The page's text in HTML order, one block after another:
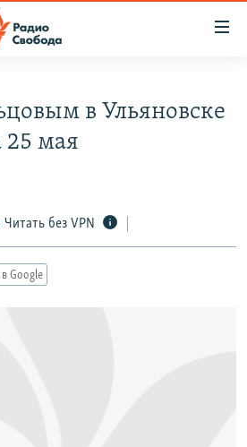
в Ульяновске
25 мая
Читать без VPN
Google